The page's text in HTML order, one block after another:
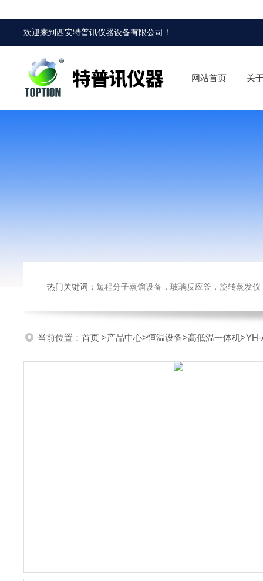
欢迎来到西安特普讯仪器设备有限公司 ！
网站首页 关
热门关键词： 短程分子蒸馏设备，玻璃反应釜，旋转蒸发
当前位置： 首页 >产品中心>恒温设备>高低温一体机>YH-